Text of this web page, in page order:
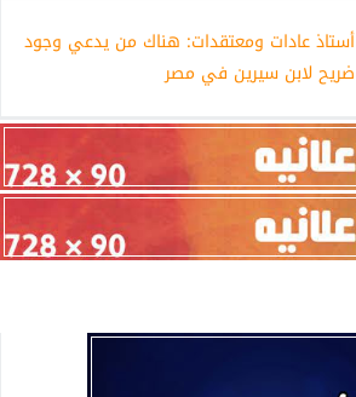
أستاذ عادات ومعتقدات: هناك من يدعي وجود
ضريح لابن سيرين في مصر